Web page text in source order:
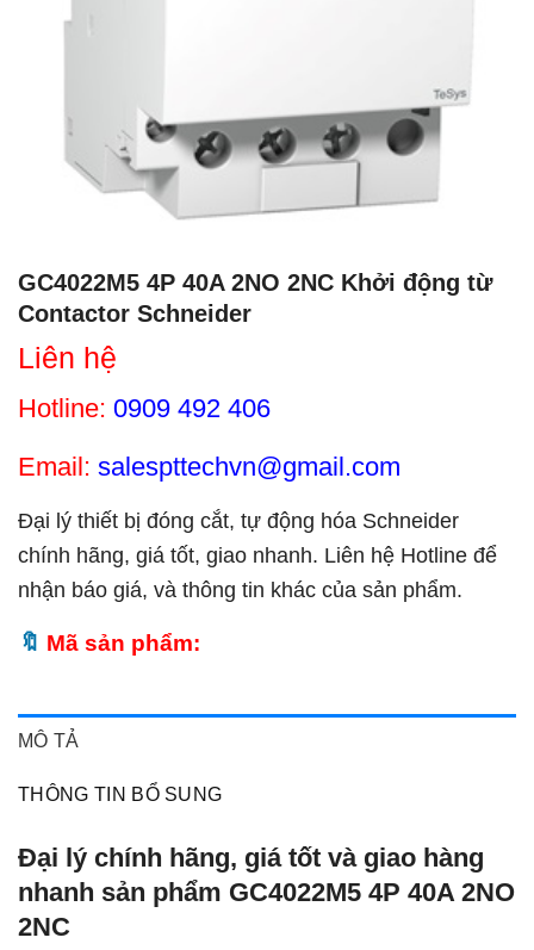
GC4022M5 4P 40A 2NO 2NC Khởi động từ
Contactor Schneider
Liên hệ
Hotline: 0909 492 406
Email: salespttechvn@gmail.com
Đại lý thiết bị đóng cắt, tự động hóa Schneider
chính hãng, giá tốt, giao nhanh. Liên hệ Hotline để
nhận báo giá, và thông tin khác của sản phẩm.
Mã sản phẩm:
MÔ TẢ
THÔNG TIN BỔ SUNG
Đại lý chính hãng, giá tốt và giao hàng
nhanh sản phẩm GC4022M5 4P 40A 2NO
2NC